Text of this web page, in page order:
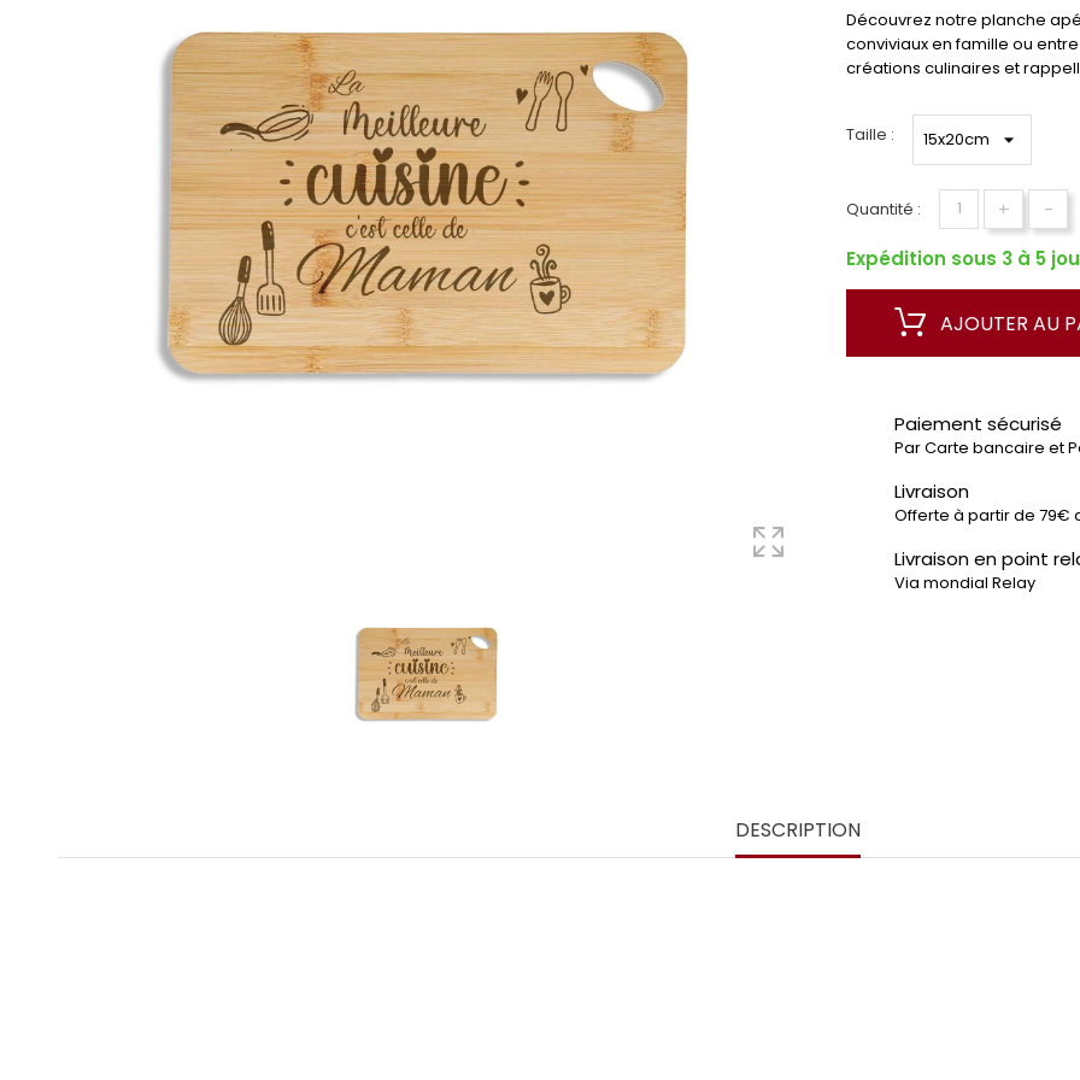
Découvrez notre planche
conviviaux en famille ou
créations culinaires et
Taille :
Quantité : +
-
Expédition sous 3 à 5
AJOUTER AU
Paiement sécurisé
Par Carte bancaire et
Livraison
Offerte à partir de 79€
Livraison en point
Via mondial Relay
DESCRIPTION